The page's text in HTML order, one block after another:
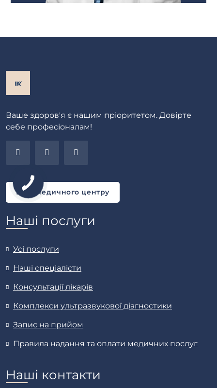
Ваше здоров'я є нашим пріоритетом. Довірте
себе професіоналам!
Блог медичного центру
Наші послуги
Усі послуги
Наші спеціалісти
Консультації лікарів
Комплекси ультразвукової діагностики
Запис на прийом
Правила надання та оплати медичних послуг
Наші контакти